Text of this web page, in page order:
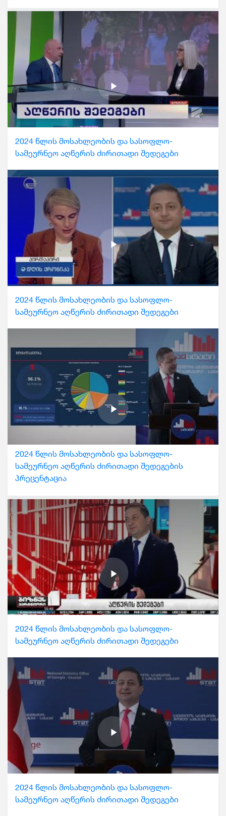
2024 წლის მოსახლეობის და სასოფლო-
სამეურნეო აღწერის ძირითადი შედეგები
2024 წლის მოსახლეობის და სასოფლო-
სამეურნეო აღწერის ძირითადი შედეგები
2024 წლის მოსახლეობის და სასოფლო-
სამეურნეო აღწერის ძირითადი შედეგების
პრეცენტაცია
2024 წლის მოსახლეობის და სასოფლო-
სამეურნეო აღწერის ძირითადი შედეგები
2024 წლის მოსახლეობის და სასოფლო-
სამეურნეო აღწერის ძირითადი შედეგები